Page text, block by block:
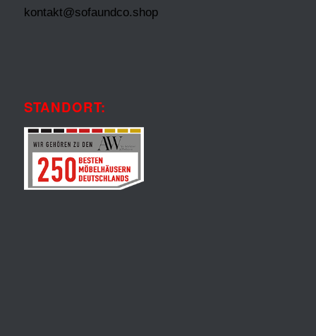
kontakt@sofaundco.shop
STANDORT: